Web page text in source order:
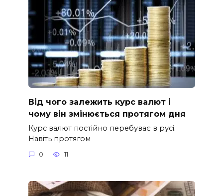
Від чого залежить курс валют і
чому він змінюється протягом дня
Курс валют постійно перебуває в русі.
Навіть протягом
0 11